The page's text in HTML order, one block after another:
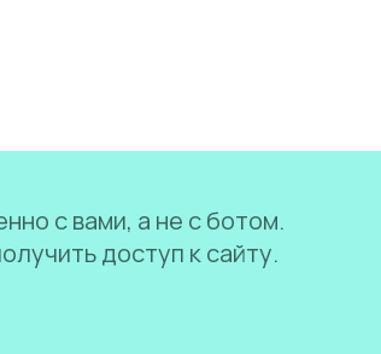
с вами, а не с ботом.
доступ к сайту.